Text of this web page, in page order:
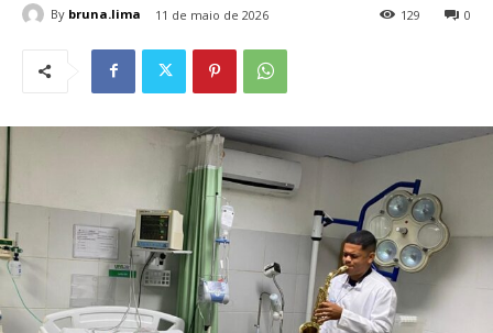
By bruna.lima 11 de maio de 2026 0
129